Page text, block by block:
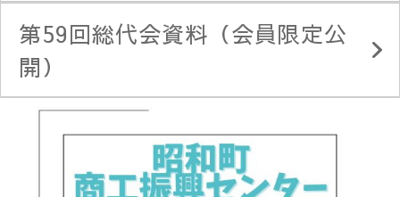
第59回総代会資料（会員限定公
開）